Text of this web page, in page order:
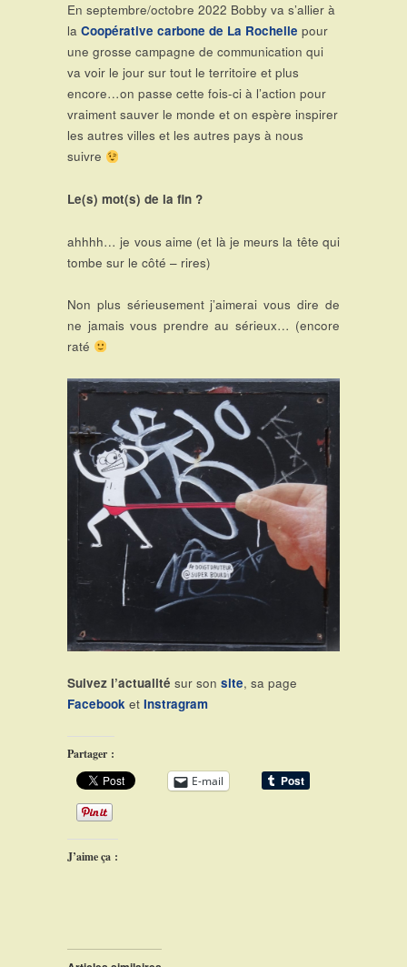
En septembre/octobre 2022 Bobby va s’allier à
la Coopérative carbone de La Rochelle pour
une grosse campagne de communication qui
va voir le jour sur tout le territoire et plus
encore…on passe cette fois-ci à l’action pour
vraiment sauver le monde et on espère inspirer
les autres villes et les autres pays à nous
suivre
Le(s) mot(s) de la fin ?
ahhhh… je vous aime (et là je meurs la tête qui
tombe sur le côté – rires)
Non plus sérieusement j’aimerai vous dire de
ne jamais vous prendre au sérieux… (encore
raté
Suivez l’actualité sur son site, sa page
Facebook et Instragram
Partager :
E-mail
J’aime ça :